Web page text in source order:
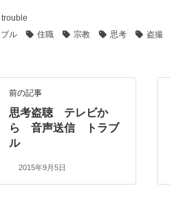
trouble
ブル 住職 宗教 思考 盗撮
前の記事
思考盗聴 テレビか
ら 音声送信 トラブ
ル
2015年9月5日